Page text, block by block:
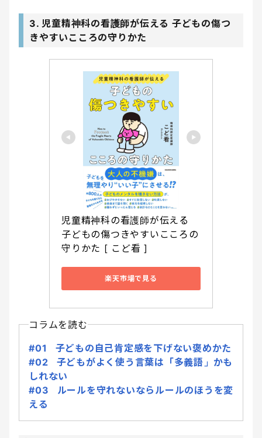
3. 児童精神科の看護師が伝える 子どもの傷つ
きやすいこころの守りかた
児童精神科の看護師が伝える
子どもの傷つきやすいこころの
守りかた [ こど看 ]
楽天市場で見る
コラムを読む
#01 子どもの自己肯定感を下げない褒めかた
#02 子どもがよく使う言葉は「多義語」かも
しれない
#03 ルールを守れないならルールのほうを変
える